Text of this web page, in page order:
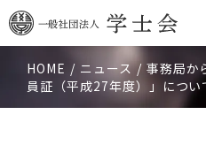
学士会概要
HOME ニュース 事務局か
員証（平成27年度）」につい